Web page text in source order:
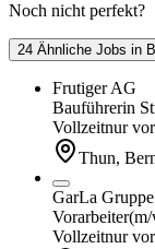
Noch nicht perfekt?
24 Ähnliche Jobs in
Frutiger AG
Bauführerin
Vollzeitnur
Thun,
GarLa Gruppe
Vorarbeiter
Vollzeitnur